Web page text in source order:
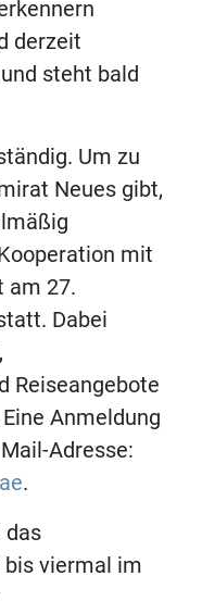
derzeit
steht bald
Um zu
Neues gibt,
mit
am 27.
Dabei
Reiseangebote
Anmeldung
Adresse:
.
das
viermal im